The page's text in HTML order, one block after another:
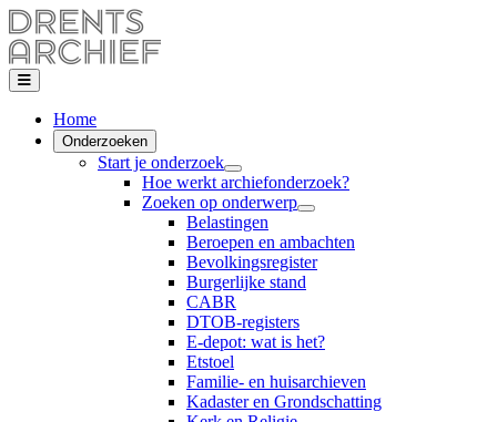
Home
Onderzoeken
Start je onderzoek
Hoe werkt archiefonderzoek?
Zoeken op onderwerp
Belastingen
Beroepen en ambachten
Bevolkingsregister
Burgerlijke stand
CABR
DTOB-registers
E-depot: wat is het?
Etstoel
Familie- en huisarchieven
Kadaster en Grondschatting